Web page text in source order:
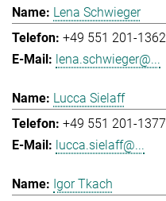
Lena Schwieger
+49 551 201-1362
lena.schwieger@...
Lucca Sielaff
+49 551 201-1377
lucca.sielaff@...
Igor Tkach